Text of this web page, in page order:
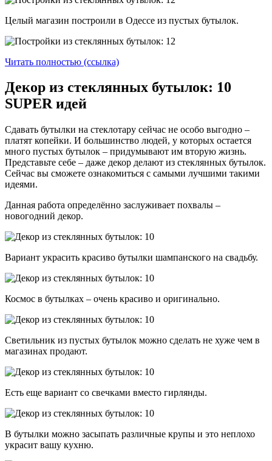
Целый магазин построили в Одессе из пустых бутылок.
Читать полностью (ссылка)
Декор из стеклянных бутылок: 10
SUPER идей
Сдавать бутылки на стеклотару сейчас не особо выгодно –
платят копейки. И большинство людей, у которых остается
много пустых бутылок – придумывают им вторую жизнь.
Представьте себе – даже декор делают из стеклянных бутылок.
Сейчас вы сможете ознакомиться с самыми лучшими такими
идеями.
Данная работа определённо заслуживает похвалы –
новогодний декор.
Вариант украсить красиво бутылки шампанского на свадьбу.
Космос в бутылках – очень красиво и оригинально.
Светильник из пустых бутылок можно сделать не хуже чем в
магазинах продают.
Есть еще вариант со свечками вместо гирлянды.
В бутылки можно засыпать различные крупы и это неплохо
украсит вашу кухню.